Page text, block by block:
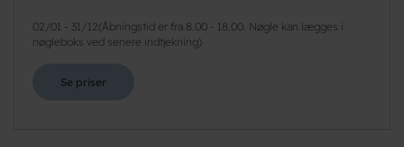
02/01 - 31/12(Åbningstid er fra 8.00 - 18.00. Nøgle kan lægges i
nøgleboks ved senere indtjekning)
Se priser